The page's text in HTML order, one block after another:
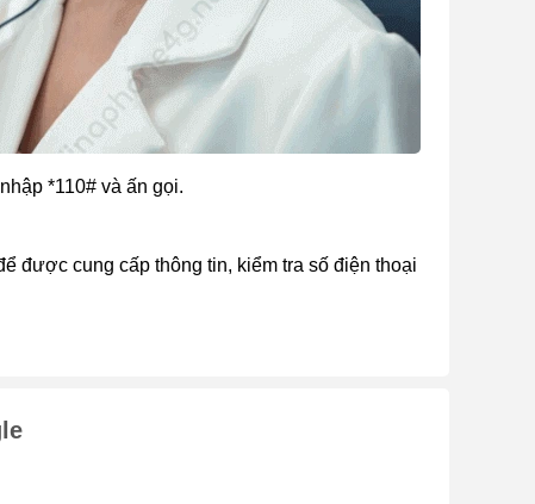
*110# và ấn gọi.
được cung cấp thông tin, kiểm tra số điện thoại